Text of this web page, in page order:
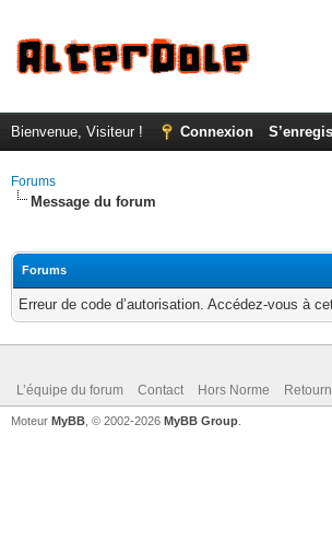
Bienvenue, Visiteur ! Connexion
Forums
Message du forum
Forums
Erreur de code d’autorisation. Accédez-vous à
L’équipe du forum Contact Hors Norme
Moteur MyBB , © 2002-2026 MyBB Group